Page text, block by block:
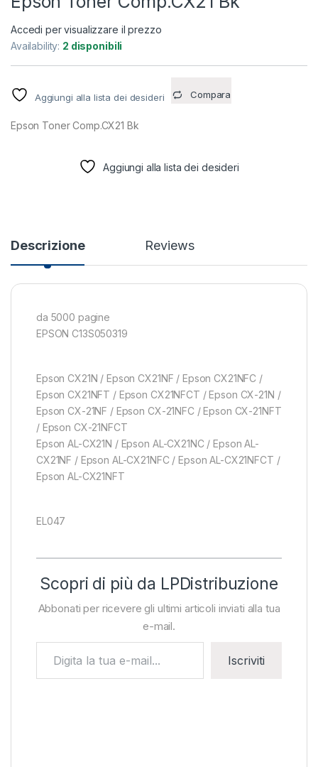
Accedi per visualizzare il prezzo
Availability: 2 disponibili
Aggiungi alla lista dei desideri Compara
Epson Toner Comp.CX21 Bk
Aggiungi alla lista dei desideri
Descrizione Reviews
da 5000 pagine
EPSON C13S050319
Epson CX21N / Epson CX21NF / Epson CX21NFC /
Epson CX21NFT / Epson CX21NFCT / Epson CX-21N /
Epson CX-21NF / Epson CX-21NFC / Epson CX-21NFT
/ Epson CX-21NFCT
Epson AL-CX21N / Epson AL-CX21NC / Epson AL-
CX21NF / Epson AL-CX21NFC / Epson AL-CX21NFCT /
Epson AL-CX21NFT
EL047
Scopri di più da LPDistribuzione
Abbonati per ricevere gli ultimi articoli inviati alla tua
e-mail.
Iscriviti